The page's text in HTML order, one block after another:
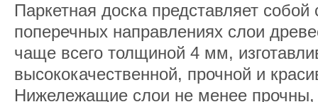
Паркетная доска представляет
поперечных направлениях слои
чаще всего толщиной 4 мм,
высококачественной, прочной и
Нижележащие слои не менее